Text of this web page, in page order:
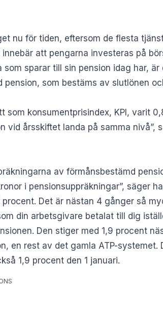
nu för tiden, eftersom de flesta
att pengarna investeras på
som sparar till sin pension idag har, är
pension, som bestäms av slutlönen
som konsumentprisindex, KPI, varit
vid årsskiftet landa på samma nivå”,
av förmånsbestämd
i pensionsuppräkningar”, säger
Det är nästan 4 gånger så
din arbetsgivare betalat till dig
Den stiger med 1,9 procent
en rest av det gamla ATP-systemet.
1,9 procent den 1 januari.